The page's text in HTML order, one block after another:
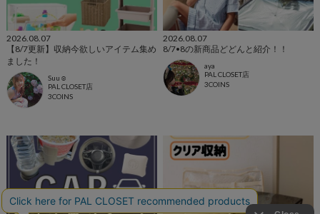
2026.08.07
【8/7更新】収納今欲しいアイテム集め
ました！
Suu☺︎
PAL CLOSET店
3COINS
2026.08.07
8/7•8の新商品どどんと紹介！！
aya
PAL CLOSET店
3COINS